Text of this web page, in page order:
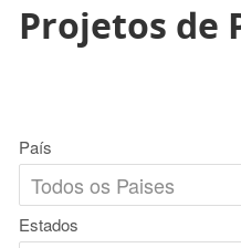
Projetos de
País
Estados